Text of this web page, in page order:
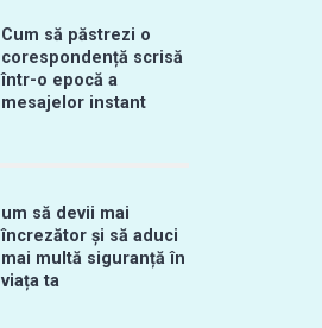
Cum să păstrezi o
corespondență scrisă
într-o epocă a
mesajelor instant
um să devii mai
încrezător și să aduci
mai multă siguranță în
viața ta